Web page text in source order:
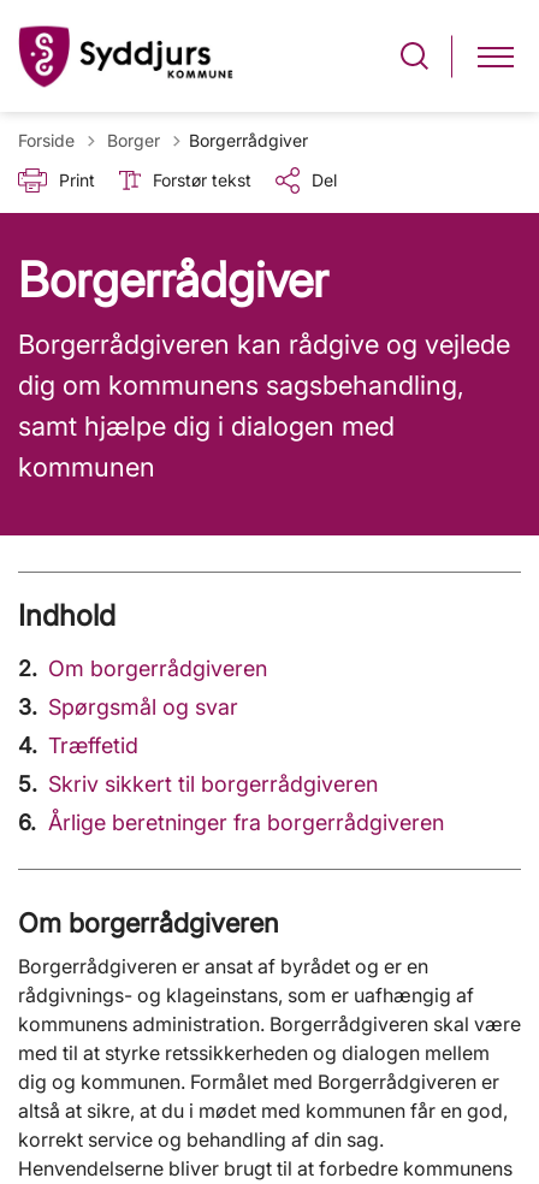
Forside Tilbage til
Borger
Borgerrådgiver
Print
Forstør tekst Del
Borgerrådgiver
Borgerrådgiveren kan rådgive og vejlede
dig om kommunens sagsbehandling,
samt hjælpe dig i dialogen med
kommunen
Indhold
Om borgerrådgiveren
Spørgsmål og svar
Træffetid
Skriv sikkert til borgerrådgiveren
Årlige beretninger fra borgerrådgiveren
Om borgerrådgiveren
Borgerrådgiveren er ansat af byrådet og er en
rådgivnings- og klageinstans, som er uafhængig af
kommunens administration. Borgerrådgiveren skal være
med til at styrke retssikkerheden og dialogen mellem
dig og kommunen. Formålet med Borgerrådgiveren er
altså at sikre, at du i mødet med kommunen får en god,
korrekt service og behandling af din sag.
Henvendelserne bliver brugt til at forbedre kommunens